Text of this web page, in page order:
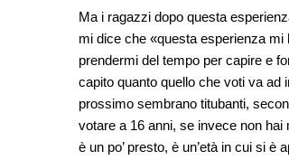
Ma i ragazzi dopo questa
mi dice che «questa esperienza
prendermi del tempo per capire e
capito quanto quello che voti va ad
prossimo sembrano titubanti,
votare a 16 anni, se invece non
è un po’ presto, è un’età in cui si